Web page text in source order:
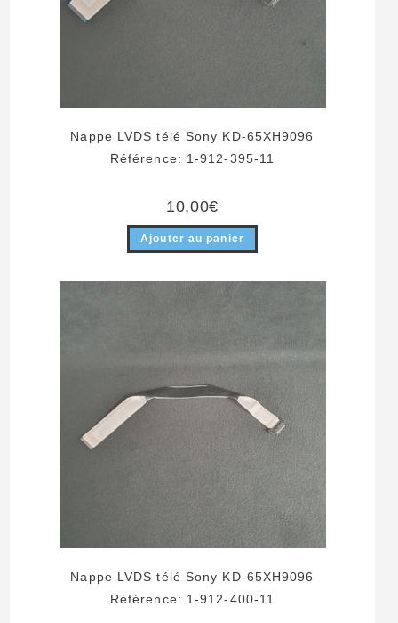
Nappe LVDS télé Sony KD-65XH9096
Référence: 1-912-395-11
10,00€
Ajouter au panier
Nappe LVDS télé Sony KD-65XH9096
Référence: 1-912-400-11